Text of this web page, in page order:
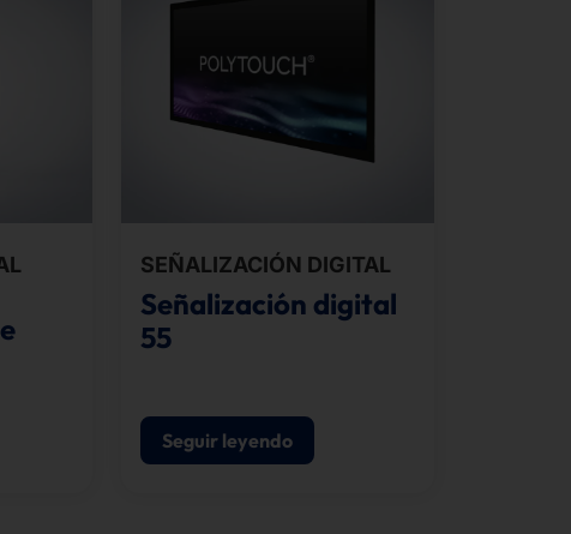
SEÑALIZACIÓN DIGITAL
Señalización digital
55
Seguir leyendo